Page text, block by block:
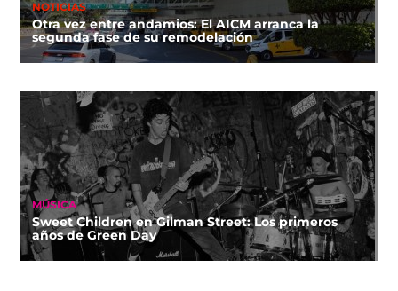
NOTICIAS
Otra vez entre andamios: El AICM arranca la
segunda fase de su remodelación
MÚSICA
Sweet Children en Gilman Street: Los primeros
años de Green Day